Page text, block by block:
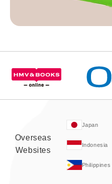
Overseas
Websites
Japan
Indonesia
Philippines